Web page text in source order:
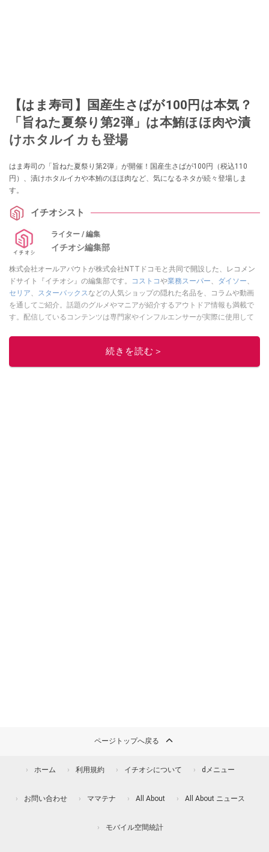
【はま寿司】国産生さばが100円は本気？
「旨ねた夏祭り第2弾」は本鮪ほほ肉や漬
けホタルイカも登場
はま寿司の「旨ねた夏祭り第2弾」が開催！国産生さばが100円（税込110
円）、漬けホタルイカや本鮪のほほ肉など、気になるネタが続々登場しま
す。
イチオシスト
ライター / 編集
イチオシ編集部
株式会社オールアバウトが株式会社NTTドコモと共同で開設した、レコメン
ドサイト『イチオシ』の編集部です。
コストコや業務スーパー、 ダイソー、
セリア、 スターバックスなどの人気ショップの隠れた名品を、コラムや動画
を通してご紹介。話題のグルメやマニアが紹介するアウトドア情報も満載で
す。配信しているコンテンツは専門家やインフルエンサーが実際に使用して
ニュースでフォロー
続きを読む＞
ページトップへ戻る
ホーム 利用規約 イチオシについて dメニュー
お問い合わせ ママテナ All About All About ニュース
モバイル空間統計